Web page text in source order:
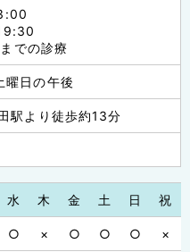
での診療
曜日の午後
駅より徒歩約13分
水 木 金 土 日 祝
○ × ○ ○ ○ ×